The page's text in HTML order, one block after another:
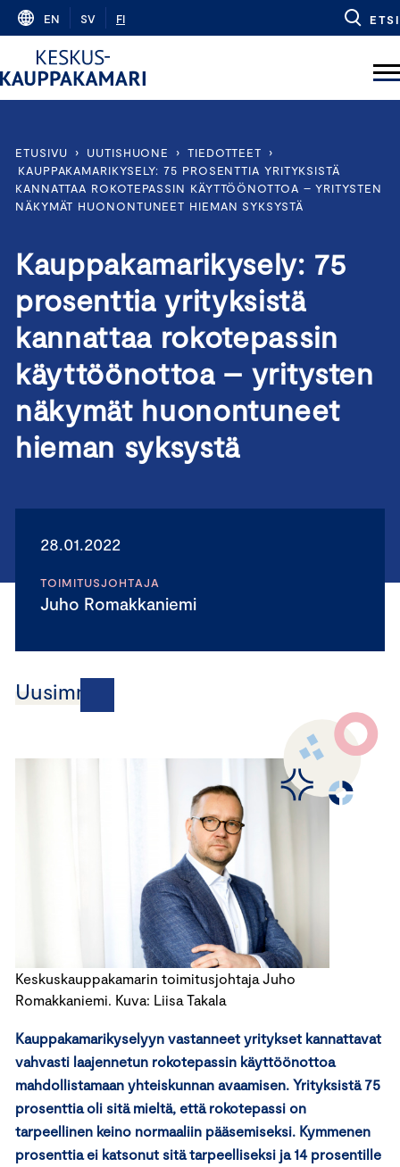
Skip
content
EN SV FI ETSI
ETUSIVU › UUTISHUONE › TIEDOTTEET
›
KAUPPAKAMARIKYSELY: 75 PROSENTTIA YRITYKSISTÄ
KANNATTAA ROKOTEPASSIN KÄYTTÖÖNOTTOA – YRITYSTEN
NÄKYMÄT HUONONTUNEET HIEMAN SYKSYSTÄ
Kauppakamarikysely: 75
prosenttia yrityksistä
kannattaa rokotepassin
käyttöönottoa – yritysten
näkymät huonontuneet
hieman syksystä
28.01.2022
TOIMITUSJOHTAJA
Juho Romakkaniemi
Uusimmat
Keskuskauppakamarin toimitusjohtaja Juho
Romakkaniemi. Kuva: Liisa Takala
Kauppakamarikyselyyn vastanneet yritykset kannattavat
vahvasti laajennetun rokotepassin käyttöönottoa
mahdollistamaan yhteiskunnan avaamisen. Yrityksistä 75
prosenttia oli sitä mieltä, että rokotepassi on
tarpeellinen keino normaaliin pääsemiseksi. Kymmenen
prosenttia ei katsonut sitä tarpeelliseksi ja 14 prosentille